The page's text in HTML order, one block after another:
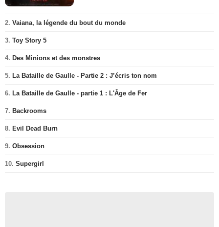
2. Vaiana, la légende du bout du monde
3. Toy Story 5
4. Des Minions et des monstres
5. La Bataille de Gaulle - Partie 2 : J’écris ton nom
6. La Bataille de Gaulle - partie 1 : L'Âge de Fer
7. Backrooms
8. Evil Dead Burn
9. Obsession
10. Supergirl